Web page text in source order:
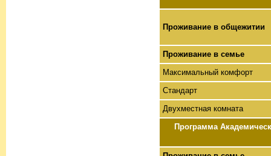
Проживание в общежитии
Проживание в семье
Максимальный комфорт
Стандарт
Двухместная комната
Программа